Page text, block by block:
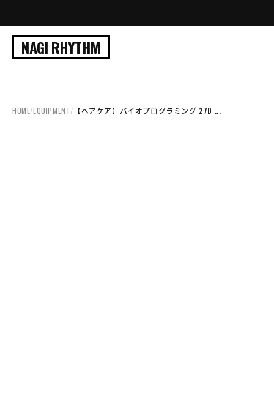
NAGI RHYTHM
HOME/EQUIPMENT/ 【ヘアケア】バイオプログラミング 27D ...